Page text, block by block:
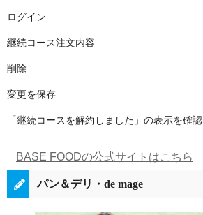
ログイン
継続コース注文内容
削除
変更を保存
「継続コースを解約しました」の表示を確認
BASE FOODの公式サイトはこちら
パン＆デリ・de mage